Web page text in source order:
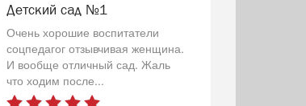
Детский сад №1
Очень хорошие воспитатели
соцпедагог отзывчивая женщина.
И вообще отличный сад. Жаль
что ходим после...